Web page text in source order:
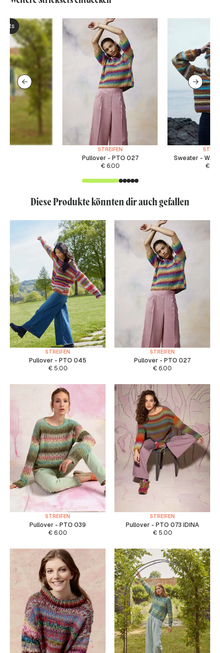
STREIFEN
Pullover - PTO 027
€6.00
Sweater - WAD
€
Diese Produkte könnten dir auch gefallen
STREIFEN
Pullover - PTO 045
€5.00
STREIFEN
Pullover - PTO 027
€ 6.00
STREIFEN
Pullover - PTO 039
€ 6.00
STREIFEN
Pullover - PTO 073 IDINA
€5.00